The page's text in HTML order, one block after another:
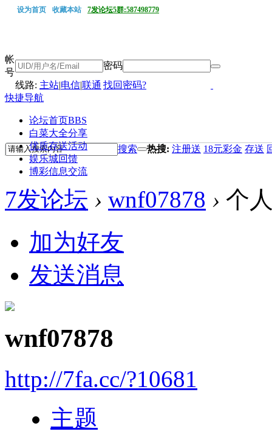
设为首页 收藏本站 7发论坛5群:587498779
帐
号
密码
线路: 主站|电信|联通 找回密码?
快捷导航
论坛首页BBS
白菜大全分享
优质存送活动
娱乐城回馈
博彩信息交流
搜索 热搜: 注册送 18元彩金 存送
7发论坛 › wnf07878 › 个
加为好友
发送消息
wnf07878
http://7fa.cc/?10681
主题